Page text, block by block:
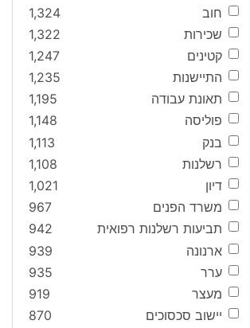
חוב
1,324
שכירות
1,322
קטינים
1,247
התיישנות
1,235
תאונת עבודה
1,195
פוליסה
1,148
בנק
1,113
רשלנות
1,108
דיון
1,021
משרד הפנים
967
תביעות רשלנות רפואית
942
ארנונה
939
ערר
935
מעצר
919
יישוב סכסוכים
870